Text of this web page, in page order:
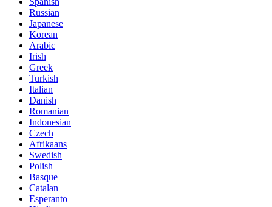
Russian
Japanese
Korean
Arabic
Irish
Greek
Turkish
Italian
Danish
Romanian
Indonesian
Czech
Afrikaans
Swedish
Polish
Basque
Catalan
Esperanto